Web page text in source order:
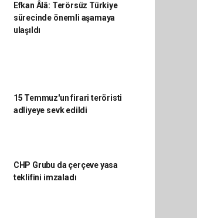
Efkan Âlâ: Terörsüz Türkiye
sürecinde önemli aşamaya
ulaşıldı
15 Temmuz'un firari teröristi
adliyeye sevk edildi
CHP Grubu da çerçeve yasa
teklifini imzaladı